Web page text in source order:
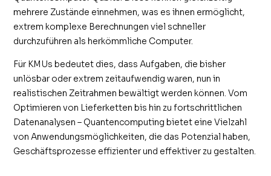
mehrere Zustände einnehmen, was es ihnen ermöglicht,
extrem komplexe Berechnungen viel schneller
durchzuführen als herkömmliche Computer.
Für KMUs bedeutet dies, dass Aufgaben, die bisher
unlösbar oder extrem zeitaufwendig waren, nun in
realistischen Zeitrahmen bewältigt werden können. Vom
Optimieren von Lieferketten bis hin zu fortschrittlichen
Datenanalysen – Quantencomputing bietet eine Vielzahl
von Anwendungsmöglichkeiten, die das Potenzial haben,
Geschäftsprozesse effizienter und effektiver zu gestalten.